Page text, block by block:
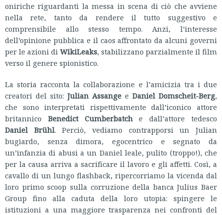
oniriche riguardanti la messa in scena di ciò che avviene
nella rete, tanto da rendere il tutto suggestivo e
comprensibile allo stesso tempo. Anzi, l’interesse
dell’opinione pubblica e il caos affrontato da alcuni governi
per le azioni di WikiLeaks, stabilizzano parzialmente il film
verso il genere spionistico.
La storia racconta la collaborazione e l’amicizia tra i due
creatori del sito: Julian Assange e Daniel Domscheit-Berg,
che sono interpretati rispettivamente dall’iconico attore
britannico Benedict Cumberbatche dall’attore tedesco
Daniel Brühl. Perciò, vediamo contrapporsi un Julian
bugiardo, senza dimora, egocentrico e segnato da
un’infanzia di abusi a un Daniel leale, pulito (troppo!), che
per la causa arriva a sacrificare il lavoro e gli affetti. Così, a
cavallo di un lungo flashback, ripercorriamo la vicenda dal
loro primo scoop sulla corruzione della banca Julius Baer
Group fino alla caduta della loro utopia: spingere le
istituzioni a una maggiore trasparenza nei confronti del